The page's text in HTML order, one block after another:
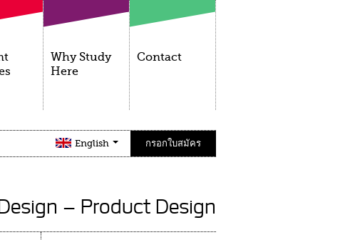
Why Study
Here
Contact
English กรอกใบสมัคร
– Product Design